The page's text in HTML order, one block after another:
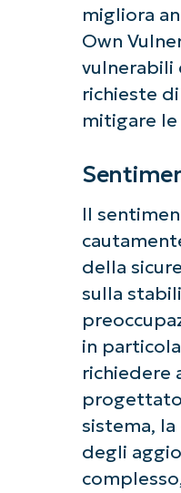
migliora
Own
vulnerabili
richieste
mitigare
Il
della
sulla
in
richiedere
progettato
sistema,
degli